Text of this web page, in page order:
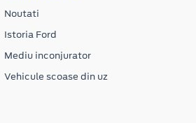
Noutati
Istoria Ford
Mediu inconjurator
Vehicule scoase din uz